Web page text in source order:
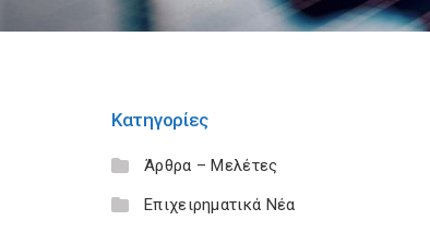
Κατηγορίες
Άρθρα – Μελέτες
Επιχειρηματικά Νέα